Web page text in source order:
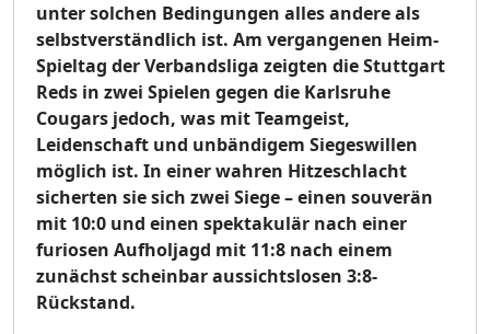
unter solchen Bedingungen alles andere als
selbstverständlich ist. Am vergangenen Heim-
Spieltag der Verbandsliga zeigten die Stuttgart
Reds in zwei Spielen gegen die Karlsruhe
Cougars jedoch, was mit Teamgeist,
Leidenschaft und unbändigem Siegeswillen
möglich ist. In einer wahren Hitzeschlacht
sicherten sie sich zwei Siege – einen souverän
mit 10:0 und einen spektakulär nach einer
furiosen Aufholjagd mit 11:8 nach einem
zunächst scheinbar aussichtslosen 3:8-
Rückstand.